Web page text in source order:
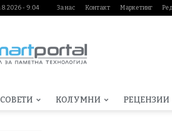
- 9:04 За нас Контакт Маркетинг
СОВЕТИ КОЛУМНИ РЕЦЕНЗИИ